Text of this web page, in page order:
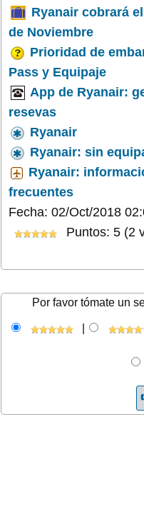
Ryanair cobrará
de Noviembre
Prioridad de
Pass y Equipaje
App de Ryanair:
resevas
Ryanair
Ryanair: sin
Ryanair:
frecuentes
Fecha: 02/Oct/2018
Puntos: 5 (2
Por favor tómate un